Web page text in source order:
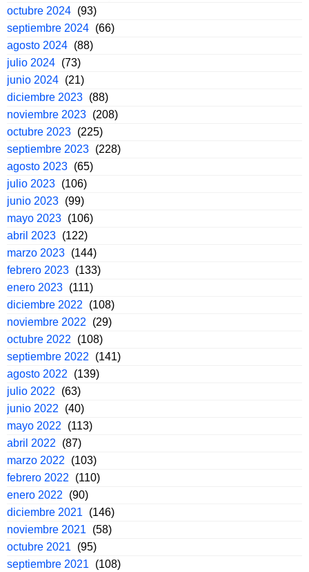
octubre 2024 (93)
septiembre 2024 (66)
agosto 2024 (88)
julio 2024 (73)
junio 2024 (21)
diciembre 2023 (88)
noviembre 2023 (208)
octubre 2023 (225)
septiembre 2023 (228)
agosto 2023 (65)
julio 2023 (106)
junio 2023 (99)
mayo 2023 (106)
abril 2023 (122)
marzo 2023 (144)
febrero 2023 (133)
enero 2023 (111)
diciembre 2022
(108)
noviembre 2022
(29)
octubre 2022
(108)
septiembre 2022
(141)
agosto 2022
(139)
julio 2022
(63)
junio 2022
(40)
mayo 2022
(113)
abril 2022
(87)
marzo 2022
(103)
febrero 2022
(110)
enero 2022
(90)
diciembre 2021
(146)
noviembre 2021
(58)
octubre 2021
(95)
septiembre 2021
(108)